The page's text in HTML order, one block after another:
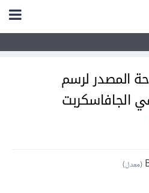
المصدر لرسم
الجافاسكربت
(معدل)